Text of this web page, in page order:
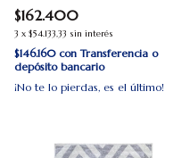
$162.400
3 x $54.133,33 sin interés
$146.160 con Transferencia o
depósito bancario
¡No te lo pierdas, es el último!